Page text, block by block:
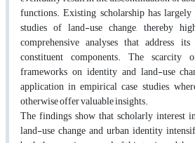
functions. Existing scholarship has
studies of land-use change, thereby
comprehensive analyses that address
constituent components. The scarcity
frameworks on identity and land-use
application in empirical case studies,
otherwise offer valuable insights.
The findings show that scholarly interest
land-use change and urban identity